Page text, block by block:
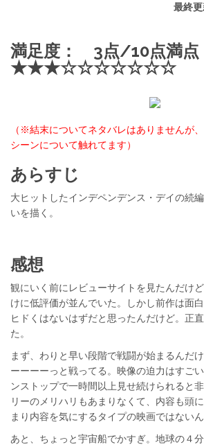
最終
満足度： 3点/10点満
★★★☆☆☆☆☆☆☆
（※結末についてネタバレはありませんが
シーンについて触れてます）
あらすじ
大ヒットしたインデペンデンス・デイの続
いを描く。
感想
観にいく前にレビューサイトを見たんだけ
けに低評価が並んでいた。しかし前作は面
ヒドくはないはずだと思ったんだけど。正
た。
まず、わりと早い段階で戦闘が始まるんだ
ーーーーっと戦ってる。映像の迫力はすご
ンストップで一時間以上見せ続けられると
リーのメリハリもあまりなくて、内容も頭
まり内容を気にするタイプの映画ではないん
あと、ちょっと宇宙船でかすぎ。地球の４